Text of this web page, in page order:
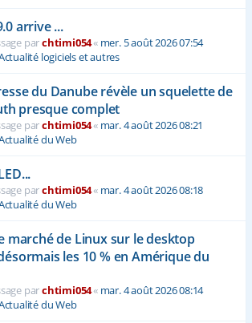
arrive ...
parchtimi054« mer. 5 août 2026 07:54
logiciels et autres
du Danube révèle un squelette de
presque complet
parchtimi054« mar. 4 août 2026 08:21
du Web
parchtimi054« mar. 4 août 2026 08:18
du Web
marché de Linux sur le desktop
les 10 % en Amérique du
parchtimi054« mar. 4 août 2026 08:14
du Web